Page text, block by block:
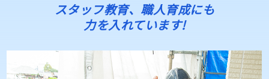
スタッフ教育、職人育成にも
力を入れています!